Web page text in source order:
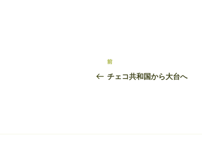
投
稿
前
の
前
チェコ共和国から大台へ